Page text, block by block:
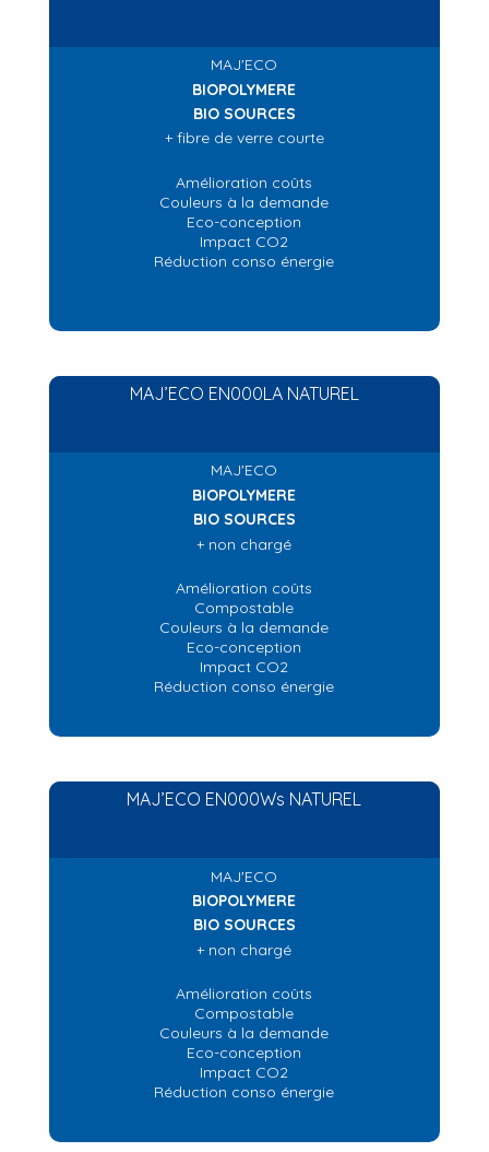
MAJ'ECO
BIOPOLYMERE
BIO SOURCES
+ fibre de verre courte
Amélioration coûts
Couleurs à la demande
Eco-conception
Impact CO2
Réduction conso énergie
MAJ’ECO EN000LA NATUREL
MAJ'ECO
BIOPOLYMERE
BIO SOURCES
+ non chargé
Amélioration coûts
Compostable
Couleurs à la demande
Eco-conception
Impact CO2
Réduction conso énergie
MAJ’ECO EN000Ws NATUREL
MAJ'ECO
BIOPOLYMERE
BIO SOURCES
+ non chargé
Amélioration coûts
Compostable
Couleurs à la demande
Eco-conception
Impact CO2
Réduction conso énergie